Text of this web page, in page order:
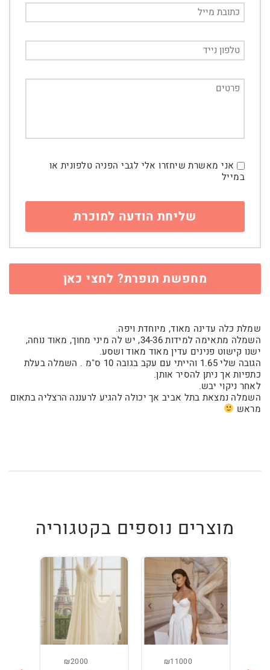
אני מאשרת שיחזרו אלי לגבי הפניה טלפונית או
במייל
מחפשת תופרת? לחצי כאן
שמלת כלה עדינה מאוד, מיוחדת ויפה.
השמלה מתאימה למידות 34-36, יש לה מיני מחוך, מאוד נוחה,
ישנו קישוט פנינים עדין מאוד מאוד ושסע.
הגובה שלי 1.65 והייתי עם עקב בגובה 10 ס"מ . השמלה בעלת
כתפיות אך ניתן להסיר אותן.
לאחר ניקוי יבש.
השמלה נמצאת בתל אביב אך יכולה להגיע לרעננה הרצליה בתאום
מראש
מוצרים נוספים בקטגוריה
₪11000
₪2000